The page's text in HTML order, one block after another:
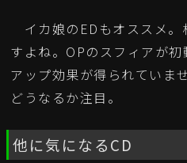
イカ娘のEDもオススメ。
すよね。OPのスフィアが
アップ効果が得られていま
どうなるか注目。
他に気になるCD